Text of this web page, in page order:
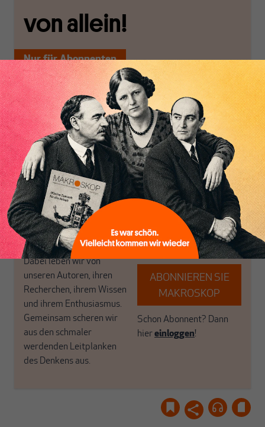
von allein!
Nur für Abonnenten
MAKROSKOP analysiert
wirtschaftspolitische
Themen aus einer
postkeynesianischen
Perspektive und ist damit
in Deutschland einzigartig.
MAKROSKOP steht für
das große Ganze. Wir
haben einen Blick auf
Geld, Wirtschaft und
Politik, den Sie so
woanders nicht finden.
Dabei leben wir von
unseren Autoren, ihren
Recherchen, ihrem Wissen
und ihrem Enthusiasmus.
Gemeinsam scheren wir
aus den schmaler
werdenden Leitplanken
des Denkens aus.
Wir verlassen die
journalistische Filterblase,
in der sich viele
eingerichtet haben. Wir
öffnen Fenster und
bringen frische Luft in die
engen und verstaubten
Debattenräume.
Brauchen Sie auch frische
Luft? Dann folgen Sie
einfach dem Button.
ABONNIEREN SIE
MAKROSKOP
Schon Abonnent? Dann
hiereinloggen!